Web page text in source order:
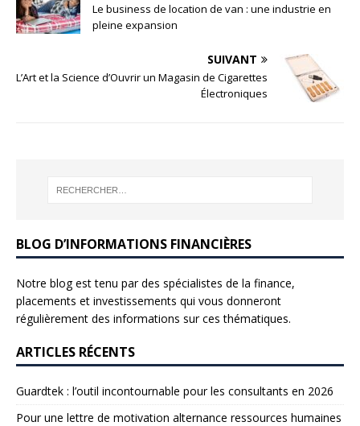
Le business de location de van : une industrie en
pleine expansion
SUIVANT
L’Art et la Science d’Ouvrir un Magasin de Cigarettes
Électroniques
BLOG D’INFORMATIONS FINANCIÈRES
Notre blog est tenu par des spécialistes de la finance,
placements et investissements qui vous donneront
régulièrement des informations sur ces thématiques.
ARTICLES RÉCENTS
Guardtek : l’outil incontournable pour les consultants en 2026
Pour une lettre de motivation alternance ressources humaines